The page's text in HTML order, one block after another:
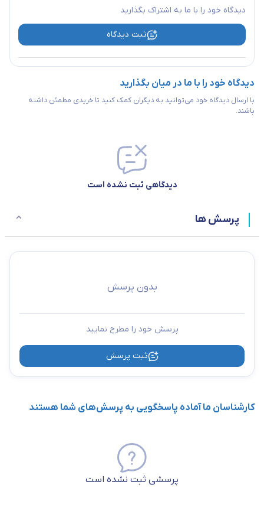
دیدگاه خود را با ما به اشتراک بگذارید
ثبت دیدگاه
دیدگاه خود را با ما در میان بگذارید
با ارسال دیدگاه خود می‌توانید به دیگران کمک کنید تا خریدی مطمئن داشته
باشند.
دیدگاهی ثبت نشده است
پرسش ها
بدون پرسش
پرسش خود را مطرح نمایید
ثبت پرسش
کارشناسان ما آماده پاسخگویی به پرسش‌های شما هستند
پرسشی ثبت نشده است